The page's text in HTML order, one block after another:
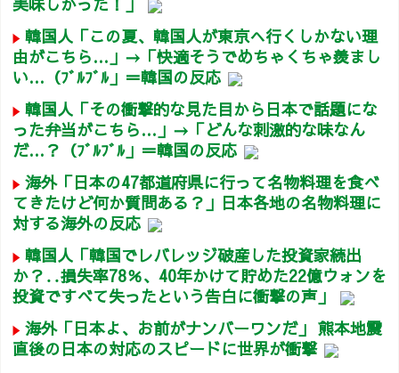
韓国人「この夏、韓国人が東京へ行くしかない理
由がこちら…」→「快適そうでめちゃくちゃ羨まし
い…（ﾌﾞﾙﾌﾞﾙ」＝韓国の反応
韓国人「その衝撃的な見た目から日本で話題にな
った弁当がこちら…」→「どんな刺激的な味なん
だ…？（ﾌﾞﾙﾌﾞﾙ」＝韓国の反応
海外「日本の47都道府県に行って名物料理を食べ
てきたけど何か質問ある？」日本各地の名物料理に
対する海外の反応
韓国人「韓国でレバレッジ破産した投資家続出
か？‥損失率78％、40年かけて貯めた22億ウォンを
投資ですべて失ったという告白に衝撃の声」
海外「日本よ、お前がナンバーワンだ」 熊本地震
直後の日本の対応のスピードに世界が衝撃